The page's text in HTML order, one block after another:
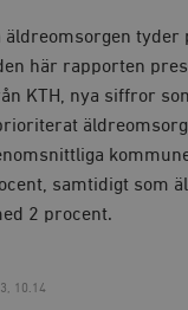
äldreomsorgen tyder
här rapporten
KTH, nya siffror
samtidigt som
2 procent.
10.14